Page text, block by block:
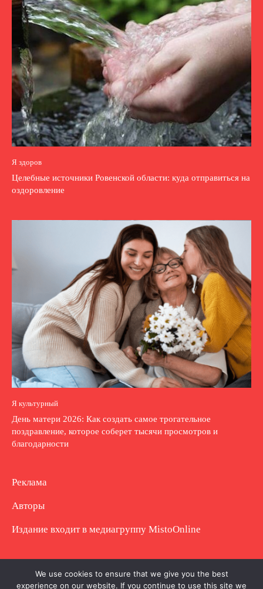
Я здоров
Целебные источники Ровенской области: куда отправиться на
оздоровление
Я культурный
День матери 2026: Как создать самое трогательное
поздравление, которое соберет тысячи просмотров и
благодарности
Реклама
Авторы
Издание входит в медиагруппу MistoOnline
Copyright © Полное использование материала
We use cookies to ensure that we give you the best
experience on our website. If you continue to use this site we